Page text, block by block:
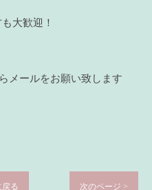
大歓迎！
メールをお願い致します
戻る 次のページ >